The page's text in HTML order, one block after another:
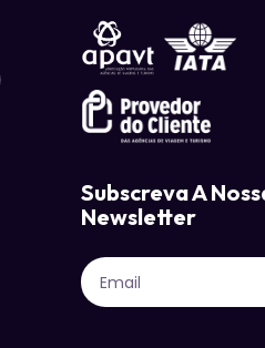
Subscreva A
Newsletter